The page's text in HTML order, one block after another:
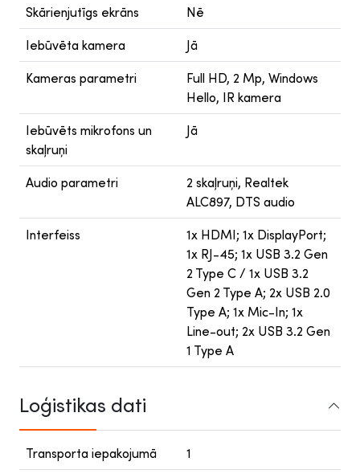
Skārienjutīgs ekrāns Nē
Iebūvēta kamera Jā
Kameras parametri
Full HD, 2 Mp, Windows
Hello, IR kamera
Iebūvēts mikrofons un
skaļruņi
Jā
Audio parametri
2 skaļruņi, Realtek
ALC897, DTS audio
Interfeiss
1x HDMI; 1x DisplayPort;
1x RJ-45; 1x USB 3.2 Gen
2 Type C / 1x USB 3.2
Gen 2 Type A; 2x USB 2.0
Type A; 1x Mic-In; 1x
Line-out; 2x USB 3.2 Gen
1 Type A
Loģistikas dati
Transporta iepakojumā 1